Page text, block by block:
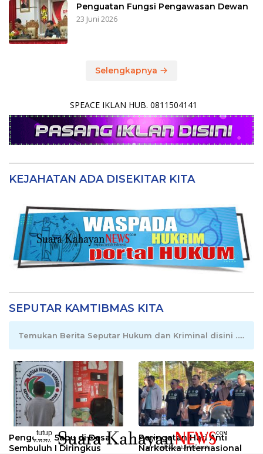
Penguatan Fungsi Pengawasan Dewan
23 Juni 2026
Selengkapnya
SPEACE IKLAN HUB. 0811504141
KEJAHATAN ADA DISEKITAR KITA
SEPUTAR KAMTIBMAS KITA
Temukan Berita Seputar Hukum dan Kriminal disini .....
Pengedar Sabu di Desa
Sembuluh I Diringkus
Peringatan Hari Anti
Narkotika Internasional
tutup
..........